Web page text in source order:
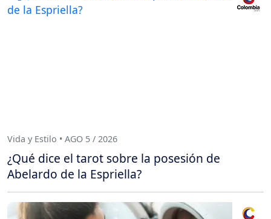
Vida y Estilo • AGO 5 / 2026
¿Qué dice el tarot sobre la posesión de
Abelardo de la Espriella?